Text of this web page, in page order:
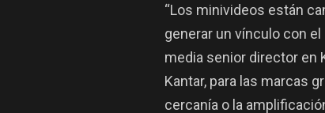
“Los minivideos están
generar un vínculo con
media senior director en
Kantar, para las marcas
cercanía o la